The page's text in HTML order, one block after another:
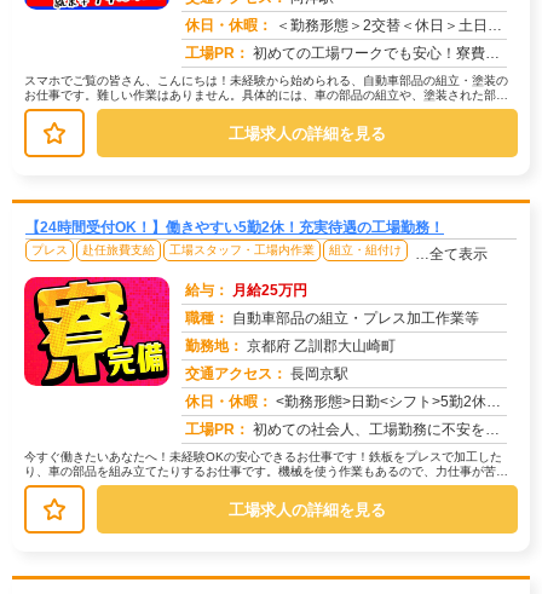
休日・休暇：
＜勤務形態＞2交替＜休日＞土日★ＧＷ★夏季休暇★冬季休暇★年末年始
工場PR： 初めての工場ワークでも安心！寮費無料＆高収入で、新しい一歩を踏み出してみませんか？研修制度が充実しているので、未経...
スマホでご覧の皆さん、こんにちは！未経験から始められる、自動車部品の組立・塗装の
お仕事です。難しい作業はありません。具体的には、車の部品の組立や、塗装された部品
の検査などを行います。→ まずは、...
工場求人の詳細を見る
【24時間受付OK！】働きやすい5勤2休！充実待遇の工場勤務！
プレス 赴任旅費支給 工場スタッフ・工場内作業 組立・組付け …全て表示
給与： 月給25万円
職種： 自動車部品の組立・プレス加工作業等
勤務地： 京都府 乙訓郡大山崎町
交通アクセス： 長岡京駅
休日・休暇： <勤務形態>日勤<シフト>5勤2休＜休日＞工場カレンダーによる
工場PR： 初めての社会人、工場勤務に不安を感じていませんか？株式会社京栄センターでは、未経験者の方を多数歓迎しています！→ ...
今すぐ働きたいあなたへ！未経験OKの安心できるお仕事です！鉄板をプレスで加工した
り、車の部品を組み立てたりするお仕事です。機械を使う作業もあるので、力仕事が苦手
な方でも安心です。→ 機械を使って...
工場求人の詳細を見る